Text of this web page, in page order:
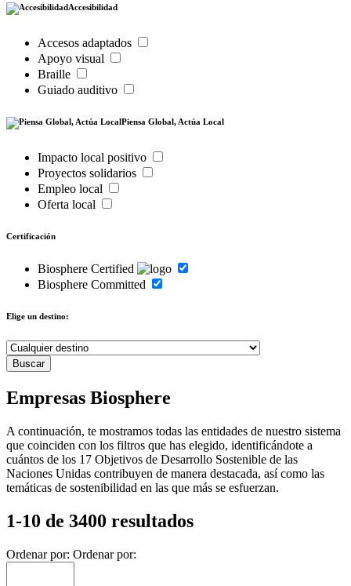
Accesibilidad
Accesos adaptados
Apoyo visual
Braille
Guiado auditivo
Piensa Global, Actúa Local
Impacto local positivo
Proyectos solidarios
Empleo local
Oferta local
Certificación
Biosphere Certified
Biosphere Committed
Elige un destino:
Empresas Biosphere
A continuación, te mostramos todas las entidades de nuestro sistema
que coinciden con los filtros que has elegido, identificándote a
cuántos de los 17 Objetivos de Desarrollo Sostenible de las
Naciones Unidas contribuyen de manera destacada, así como las
temáticas de sostenibilidad en las que más se esfuerzan.
1-10 de 3400 resultados
Ordenar por: Ordenar por: